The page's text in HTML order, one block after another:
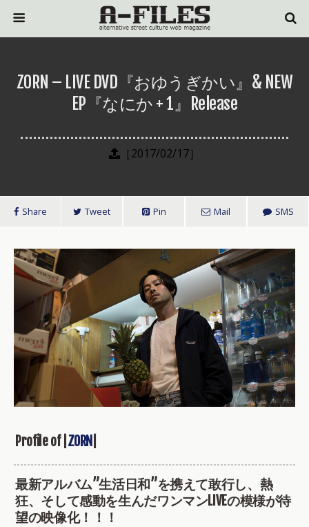
ZORN – LIVE DVD『おゆうぎかい』& NEW
EP『なにか + 1』Release
［2017/02/17］
Share Tweet Pin Mail SMS
Profile of | ZORN
最新アルバム”生活日和”を携えて敢行し、熱
狂、そして感動を生んだワンマンLIVEの模様が待
望の映像化！！！